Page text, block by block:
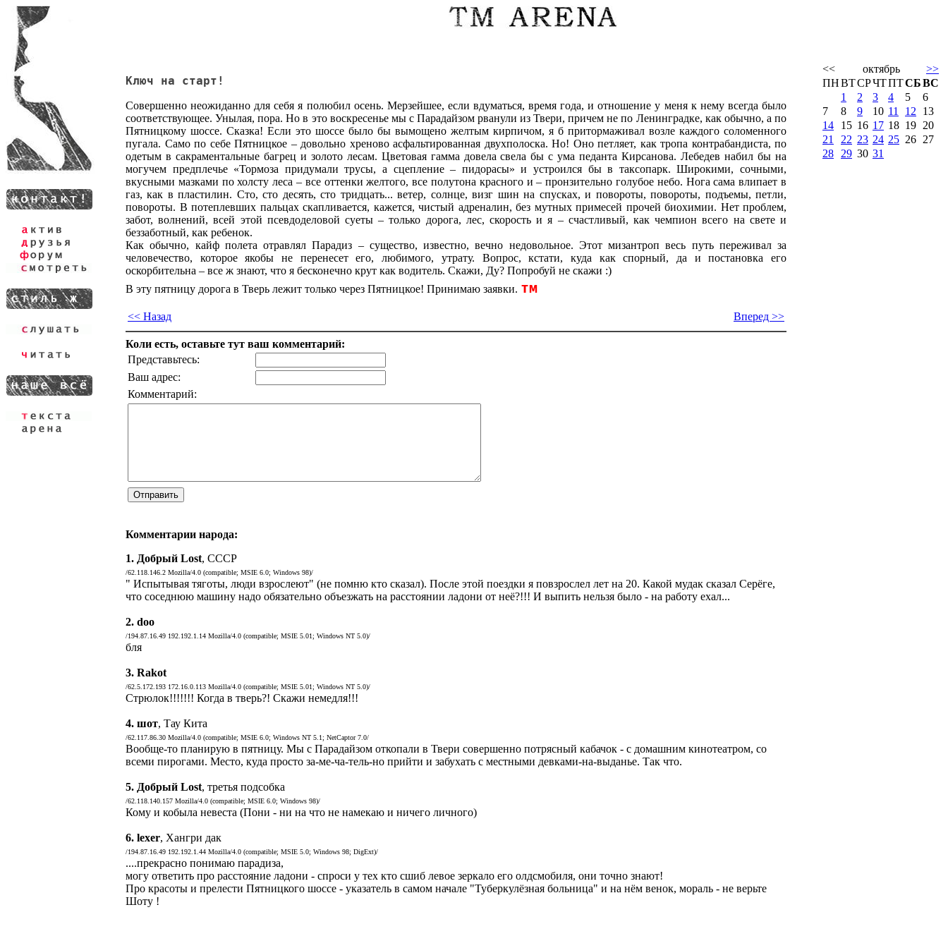
Ключ на старт!
Совершенно неожиданно для себя я полюбил осень. Мерзейшее, если вдуматься, время года, и отношение у меня к нему всегда было
соответствующее. Унылая, пора. Но в это воскресенье мы с Парадайзом рванули из Твери, причем не по Ленинградке, как обычно, а по
Пятницкому шоссе. Сказка! Если это шоссе было бы вымощено желтым кирпичом, я б притормаживал возле каждого соломенного
пугала. Само по себе Пятницкое – довольно хреново асфальтированная двухполоска. Но! Оно петляет, как тропа контрабандиста, по
одетым в сакраментальные багрец и золото лесам. Цветовая гамма довела свела бы с ума педанта Кирсанова. Лебедев набил бы на
могучем предплечье «Тормоза придумали трусы, а сцепление – пидорасы» и устроился бы в таксопарк. Широкими, сочными,
вкусными мазками по холсту леса – все оттенки желтого, все полутона красного и – пронзительно голубое небо. Нога сама влипает в
газ, как в пластилин. Сто, сто десять, сто тридцать... ветер, солнце, визг шин на спусках, и повороты, повороты, подъемы, петли,
повороты. В потеплевших пальцах скапливается, кажется, чистый адреналин, без мутных примесей прочей биохимии. Нет проблем,
забот, волнений, всей этой псевдоделовой суеты – только дорога, лес, скорость и я – счастливый, как чемпион всего на свете и
беззаботный, как ребенок.
Как обычно, кайф полета отравлял Парадиз – существо, известно, вечно недовольное. Этот мизантроп весь путь переживал за
человечество, которое якобы не перенесет его, любимого, утрату. Вопрос, кстати, куда как спорный, да и постановка его
оскорбительна – все ж знают, что я беcконечно крут как водитель. Скажи, Ду? Попробуй не скажи :)
В эту пятницу дорога в Тверь лежит только через Пятницкое! Принимаю заявки. тм
<< Назад Вперед >>
Коли есть, оставьте тут ваш комментарий:
Представьтесь:
Ваш адрес:
Комментарий:
Комментарии народа:
1. Добрый Lost, СССР
/62.118.146.2 Mozilla/4.0 (compatible; MSIE 6.0; Windows 98)/
" Испытывая тяготы, люди взрослеют" (не помню кто сказал). После этой поездки я повзрослел лет на 20. Какой мудак сказал Серёге,
что соседнюю машину надо обязательно объезжать на расстоянии ладони от неё?!!! И выпить нельзя было - на работу ехал...
2. doo
/194.87.16.49 192.192.1.14 Mozilla/4.0 (compatible; MSIE 5.01; Windows NT 5.0)/
бля
3. Rakot
/62.5.172.193 172.16.0.113 Mozilla/4.0 (compatible; MSIE 5.01; Windows NT 5.0)/
Стрюлок!!!!!!! Когда в тверь?! Скажи немедля!!!
4. шот, Тау Кита
/62.117.86.30 Mozilla/4.0 (compatible; MSIE 6.0; Windows NT 5.1; NetCaptor 7.0/
Вообще-то планирую в пятницу. Мы с Парадайзом откопали в Твери совершенно потрясный кабачок - с домашним кинотеатром, со
всеми пирогами. Место, куда просто за-ме-ча-тель-но прийти и забухать с местными девками-на-выданье. Так что.
5. Добрый Lost, третья подсобка
/62.118.140.157 Mozilla/4.0 (compatible; MSIE 6.0; Windows 98)/
Кому и кобыла невеста (Пони - ни на что не намекаю и ничего личного)
6. lexer, Хангри дак
/194.87.16.49 192.192.1.44 Mozilla/4.0 (compatible; MSIE 5.0; Windows 98; DigExt)/
....прекрасно понимаю парадиза,
могу ответить про расстояние ладони - спроси у тех кто сшиб левое зеркало его олдсмобиля, они точно знают!
Про красоты и прелести Пятницкого шоссе - указатель в самом начале "Туберкулёзная больница" и на нём венок, мораль - не верьте
Шоту !
<< октябрь
>>
ПНВТСРЧТПТСБВС
1
2 3 4 5
6
7
8 9 10 11 12
13
14
15 16 17 18 19 20
21
22 23 24 25 26 27
28
29 30 31